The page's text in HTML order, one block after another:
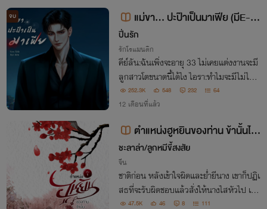
จบ
แม่ขา... ปะป๊าเป็นมาเฟีย (มีE-b
ookแล้ว)
ปิ่นรัก
รักโรแมนติก
คีย์ลัน:ฉันเพิ่งจะอายุ 33 ไม่เคยแต่งงานจะมี
ลูกสาวโตขนาดนี้ได้ไง ไอรา:ทำไมจะมีไม่ได้คะ
แม่คลอดหนูตอนอายุ 17 ตอนนี้อายุ 31 ก็ยั
งเป็นแม่หนูได้เลย
252.3K 548 232 64
12 เดือนที่แล้ว
ตำแหน่งฮูหยินของท่าน ข้านั้นไร้
วาสนา (มี E-book)
ชะลาล่า/ลูกหมีขี้สงสัย
จีน
ชาติก่อน หลังเข้าใจผิดและย่ำยีนาง เขาก็ปฏิเ
สธที่จะรับผิดชอบแล้วสั่งให้นางไสหัวไป เฟ
ยฟางฟางจึงจำต้องแต่งงานกับผู้อื่นแล้วใช้ชี
47.5K 46 8 111